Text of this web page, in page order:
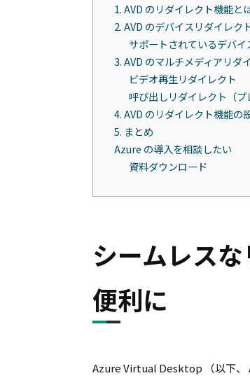
1. AVD のリダイレクト機能と
2. AVD のデバイスリダイレク
サポートされているデバイ
3. AVD のマルチメディアリダ
ビデオ再生リダイレクト
呼び出しリダイレクト（プ
4. AVD のリダイレクト機能の
5. まとめ
Azure の導入を相談したい
資料ダウンロード
シームレス
便利に
Azure Virtual Desktop （以下、